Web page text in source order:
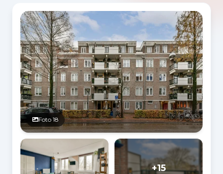
Fotogalerij
Foto 18
+15